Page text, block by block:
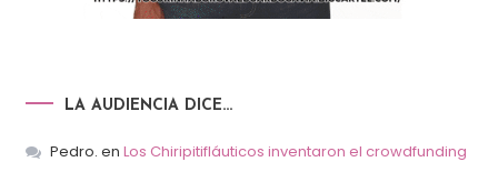
LA AUDIENCIA DICE…
Pedro. en Los Chiripitifláuticos inventaron el crowdfunding